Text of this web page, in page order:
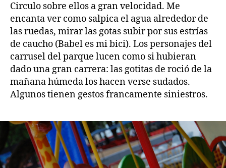
Circulo sobre ellos a gran velocidad. Me
encanta ver como salpica el agua alrededor de
las ruedas, mirar las gotas subir por sus estrías
de caucho (Babel es mi bici). Los personajes del
carrusel del parque lucen como si hubieran
dado una gran carrera: las gotitas de roció de la
mañana húmeda los hacen verse sudados.
Algunos tienen gestos francamente siniestros.